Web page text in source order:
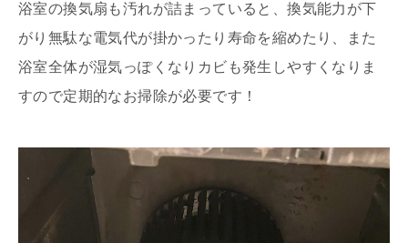
浴室の換気扇も汚れが詰まっていると、換気能力が下
がり無駄な電気代が掛かったり寿命を縮めたり、また
浴室全体が湿気っぽくなりカビも発生しやすくなりま
すので定期的なお掃除が必要です！